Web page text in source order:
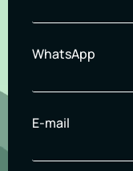
WhatsApp
E-mail